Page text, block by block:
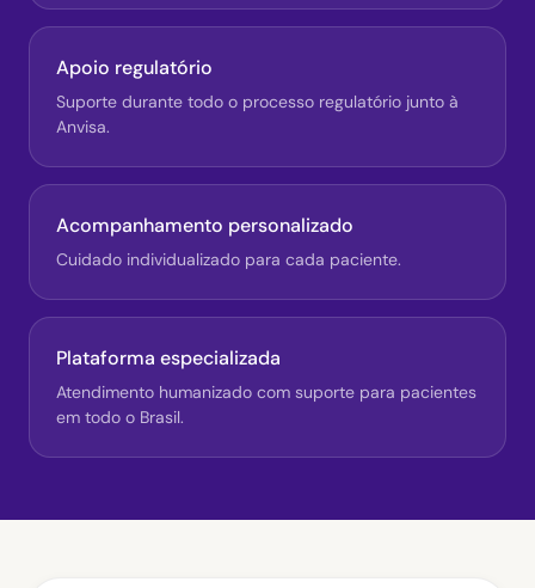
Apoio regulatório
Suporte durante todo o processo regulatório junto à
Anvisa.
Acompanhamento personalizado
Cuidado individualizado para cada paciente.
Plataforma especializada
Atendimento humanizado com suporte para pacientes
em todo o Brasil.